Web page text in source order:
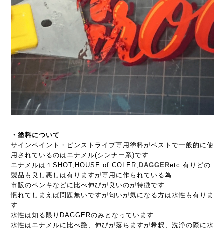
・塗料について
サインペイント・ピンストライプ専用塗料がベストで一般的に使
用されているのはエナメル(シンナー系)です
エナメルは１SHOT,HOUSE of COLER, DAGGERetc.有りどの
製品も良し悪しは有りますが専用に作られている為
市販のペンキなどに比べ伸びが良いのが特徴です
慣れてしまえば問題無いですが匂いが気になる方は水性も有りま
す
水性は知る限りDAGGERのみとなっています
水性はエナメルに比べ艶、伸びが落ちますが希釈、洗浄の際に水